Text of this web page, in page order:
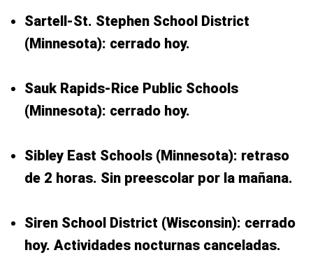
Sartell-St. Stephen School District
(Minnesota): cerrado hoy.
Sauk Rapids-Rice Public Schools
(Minnesota): cerrado hoy.
Sibley East Schools (Minnesota): retraso
de 2 horas. Sin preescolar por la mañana.
Siren School District (Wisconsin): cerrado
hoy. Actividades nocturnas canceladas.